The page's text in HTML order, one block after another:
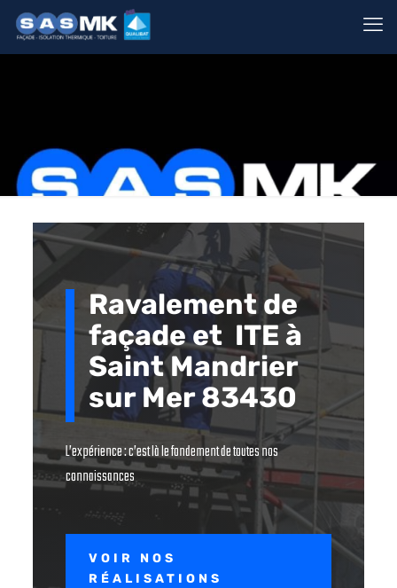
Ravalement de
façade et ITE à
Saint Mandrier
sur Mer 83430
L’expérience : c’est là le fondement de toutes nos
connaissances
VOIR NOS
RÉALISATIONS